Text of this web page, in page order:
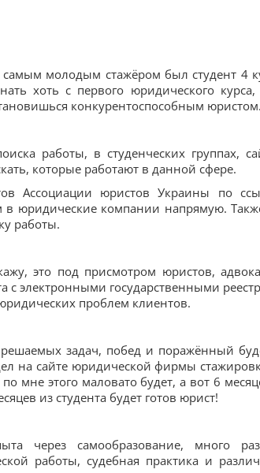
молодым стажёром был студент 4
хоть с первого юридического
конкурентоспособным юристом.
работы, в студенческих группах,
которые работают в данной сфере.
Ассоциации юристов Украины по
в юридические компании напрямую.
работы.
это под присмотром юристов,
с электронными государственными
проблем клиентов.
задач, побед и поражённый
на сайте юридической фирмы
мне этого маловато будет, а вот 6
из студента будет готов юрист!
через самообразование, много
работы, судебная практика и